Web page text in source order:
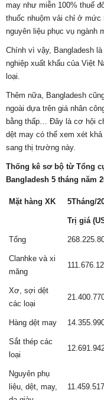
may như miễn 100% thuế
thuốc nhuộm vải chỉ ở mức
nguyên liệu phục vụ ngành
Chính vì vậy, Bangladesh
nghiệp xuất khẩu của Việt
loại.
Thêm nữa, Bangladesh
ngoài dựa trên giá nhân
bằng thấp… Đây là cơ hội
dệt may có thể xem xét
sang thị trường này.
Thống kê sơ bộ từ Tổng
Bangladesh 5 tháng năm
Mặt hàng XK 5Tháng/
Trị giá
Tổng
Clanhke và xi
măng
Xơ, sợi dệt
các loại
Hàng dệt may
Sắt thép các
loại
Nguyên phụ
liệu, dệt, may,
11.459.517